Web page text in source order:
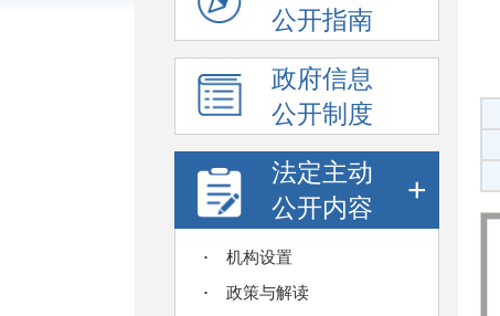
公开指南
政府信息
公开制度
法定主动
公开内容
+
机构设置
政策与解读